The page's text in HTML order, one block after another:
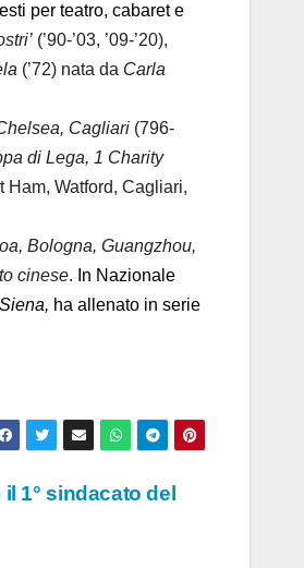
per teatro, cabaret e
(’90-’03, ’09-’20),
(’72) nata da Carla
Cagliari (796-
di Lega, 1 Charity
Ham, Watford, Cagliari,
Bologna, Guangzhou,
cinese. In Nazionale
ha allenato in serie
1° sindacato del